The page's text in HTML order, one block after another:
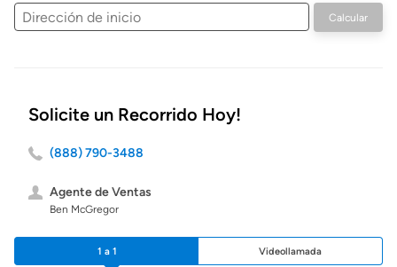
Dirección
de
Calcular
Solicite un Recorrido Hoy!
(888) 790-3488
Agente de Ventas
Ben McGregor
1 a 1 Videollamada